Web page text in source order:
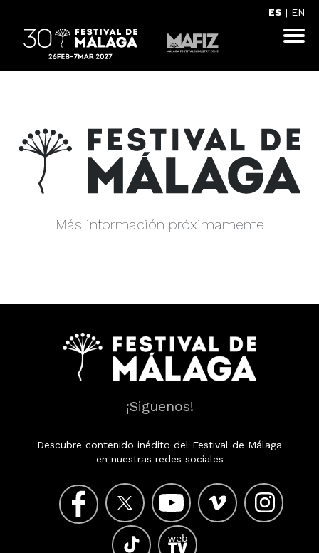
ES | EN
Más información próximamente
¡Siguenos!
Descubre contenido inédito del Festival de Málaga
en nuestras redes sociales